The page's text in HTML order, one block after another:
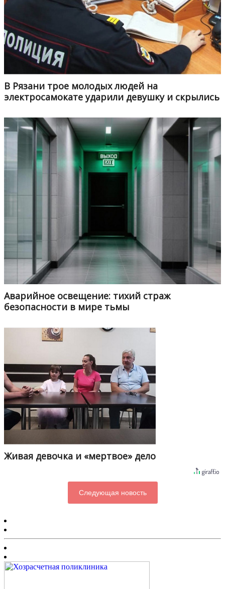
В Рязани трое молодых людей на
электросамокате ударили девушку и скрылись
Аварийное освещение: тихий страж
безопасности в мире тьмы
Живая девочка и «мертвое» дело
Следующая новость